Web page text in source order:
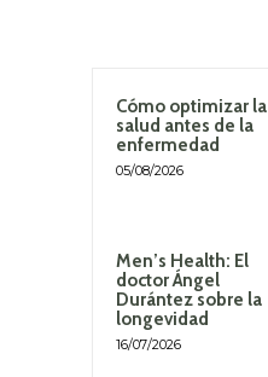
Cómo optimizar la
salud antes de la
enfermedad
05/08/2026
Men’s Health: El
doctor Ángel
Durántez sobre la
longevidad
16/07/2026